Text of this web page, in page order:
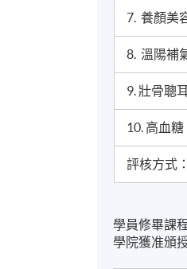
7. 養顏美
8. 溫陽補
9. 壯骨聰
10. 高血
評核方式
學員修畢課
學院獲准頒